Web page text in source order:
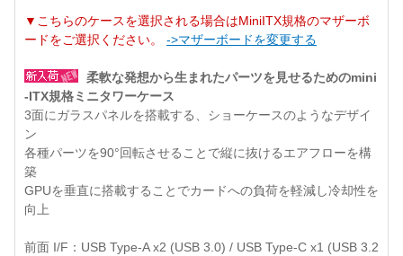
▼こちらのケースを選択される場合はMiniITX規格のマザーボ
ードをご選択ください。 ->マザーボードを変更する
柔軟な発想から生まれたパーツを見せるためのmini
-ITX規格ミニタワーケース
3面にガラスパネルを搭載する、ショーケースのようなデザイ
ン
各種パーツを90°回転させることで縦に抜けるエアフローを構
築
GPUを垂直に搭載することでカードへの負荷を軽減し冷却性を
向上
前面 I/F：USB Type-A x2 (USB 3.0) / USB Type-C x1 (USB 3.2